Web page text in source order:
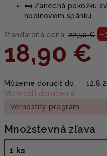
🛏 Zanechá pokožku
hodinovom spánku
štandardná cena: 22,50 €
18,90 €
cena:
Môžeme doručiť do:
Možnosti doručenia
Vernostný program
Množstevná zľava
1 ks